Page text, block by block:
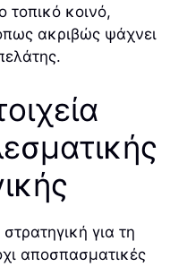
τοπικό κοινό,
ακριβώς ψάχνει
για τη
αποσπασματικές